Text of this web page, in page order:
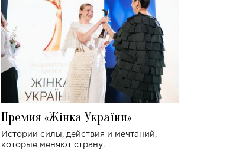
Премия «Жінка України»
Истории силы, действия и мечтаний,
которые меняют страну.